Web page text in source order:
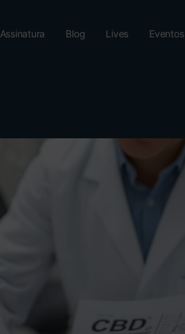
Assinatura Blog Lives Eventos